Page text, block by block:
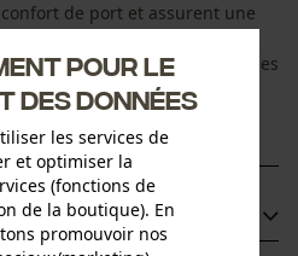
de port et assurent une
sur les epaules.
sans inserts en plastique, elles
...
pour le
données
les services de
et optimiser la
(fonctions de
de la boutique). En
promouvoir nos